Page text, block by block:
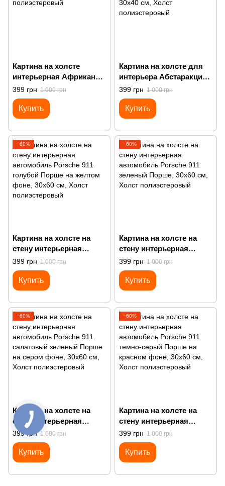
Картина на холсте
интерьерная Африканка
и леопарды
399 грн 1 000 грн
Купить
Картина на холсте для
интерьера Абстаракция
сине-голубая и песок
399 грн 1 000 грн
Купить
−60%
Картина на холсте на
стену интерьерная
автомобиль Porsche 911
голубой Порше на
желтом фоне
399 грн 1 000 грн
Купить
−60%
Картина на холсте на
стену интерьерная
автомобиль Porsche 911
зеленый Порше
399 грн 1 000 грн
Купить
−60%
Картина на холсте на
стену интерьерная
автомобиль Porsche 911
салатовый зеленый
Порше на сером фоне
399 грн 1 000 грн
Купить
−60%
Картина на холсте на
стену интерьерная
автомобиль Porsche 911
темно-серый Порше на
красном фоне
399 грн 1 000 грн
Купить